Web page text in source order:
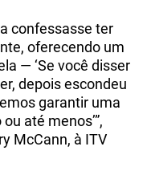
confessasse ter
oferecendo um
— ‘Se você disser
depois escondeu
garantir uma
até menos’”,
McCann, à ITV